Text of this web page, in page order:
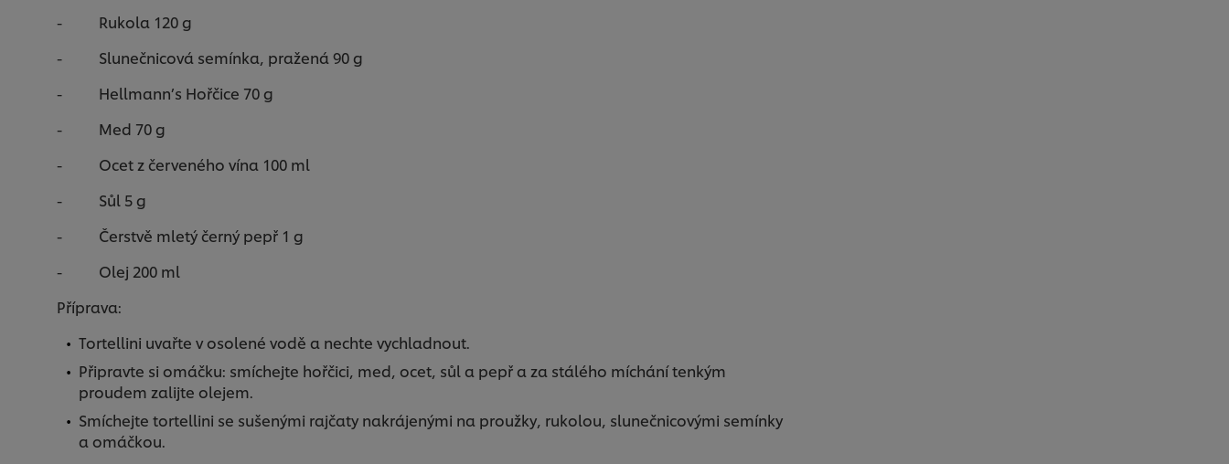
- Rukola 120 g
- Slunečnicová semínka, pražená 90 g
- Hellmann’s Hořčice 70 g
- Med 70 g
- Ocet z červeného vína 100 ml
- Sůl 5 g
- Čerstvě mletý černý pepř 1 g
- Olej 200 ml
Příprava:
Tortellini uvařte v osolené vodě a nechte vychladnout.
Připravte si omáčku: smíchejte hořčici, med, ocet, sůl a pepř a za stálého míchání tenkým
proudem zalijte olejem.
Smíchejte tortellini se sušenými rajčaty nakrájenými na proužky, rukolou, slunečnicovými semínky
a omáčkou.